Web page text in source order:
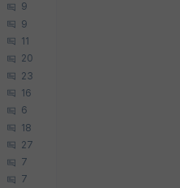
9
9
11
20
23
16
6
18
27
7
7